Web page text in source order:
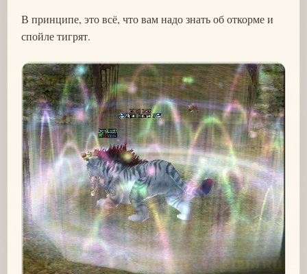
В принципе, это всё, что вам надо знать об откорме и
спойле тигрят.